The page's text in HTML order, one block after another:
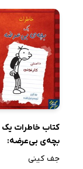
کتاب خاطرات یک
بچه‌ی بی‌عرضه:
داستان کارتونی
جف کینی